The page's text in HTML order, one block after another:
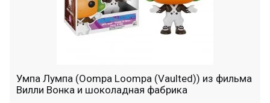
Умпа Лумпа (Oompa Loompa (Vaulted)) из фильма
Вилли Вонка и шоколадная фабрика